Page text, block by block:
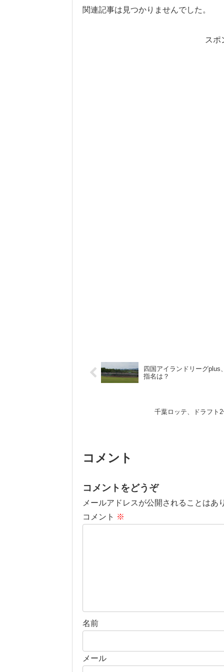
関連記事は見つかりませんでした。
スポ
四国アイランドリーグplus
指名は？
千葉ロッテ、ドラフト
コメント
コメントをどうぞ
メールアドレスが公開されることはあ
コメント ※
名前
メール